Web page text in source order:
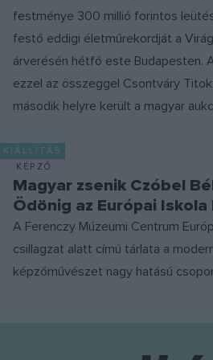
festménye 300 millió forintos
festő eddigi életműrekordját a
árverésén hétfő este Budapesten.
ezzel az összeggel Csontváry
második helyre került a magyar
KIÁLLÍTÁS
KÉPZŐ
Magyar zsenik Czóbel
Ödönig az Európai
A Ferenczy Múzeumi Centrum
csillagzat alatt című tárlata a
képzőművészet nagy hatású